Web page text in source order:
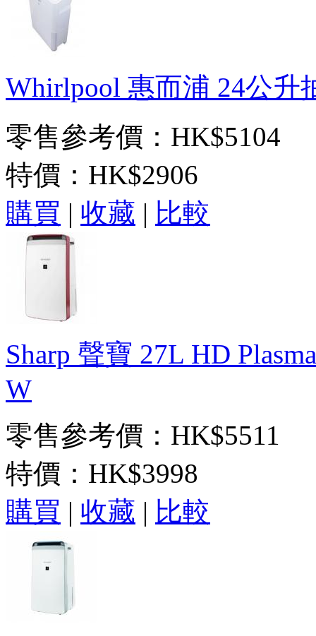
Whirlpool 惠而浦 24公升
零售參考價：HK$5104
特價： HK$2906
購買 | 收藏 | 比較
Sharp 聲寶 27L HD
W
零售參考價：HK$5511
特價： HK$3998
購買 | 收藏 | 比較